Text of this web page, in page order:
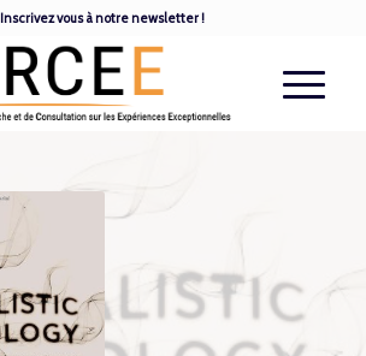
Inscrivez vous à notre newsletter !